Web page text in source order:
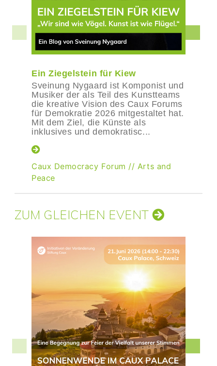
Ein Ziegelstein für Kiew
Sveinung Nygaard ist Komponist und
Musiker der als Teil des Kunstteams
die kreative Vision des Caux Forums
für Demokratie 2026 mitgestaltet hat.
Mit dem Ziel, die Künste als
inklusives und demokratisc...
Caux Democracy Forum // Arts and
Peace
ZUM GLEICHEN EVENT